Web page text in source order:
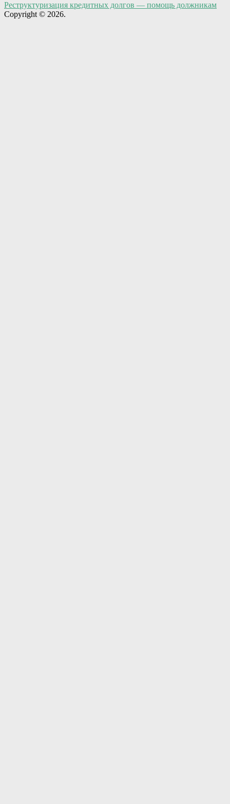
Реструктуризация кредитных долгов — помощь должникам
Copyright © 2026.